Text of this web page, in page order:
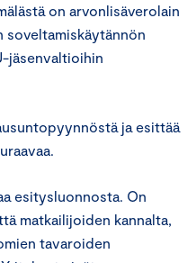
on arvonlisäverolain
soveltamiskäytännön
jäsenvaltioihin
ja esittää
esitysluonnosta. On
matkailijoiden kannalta,
tavaroiden